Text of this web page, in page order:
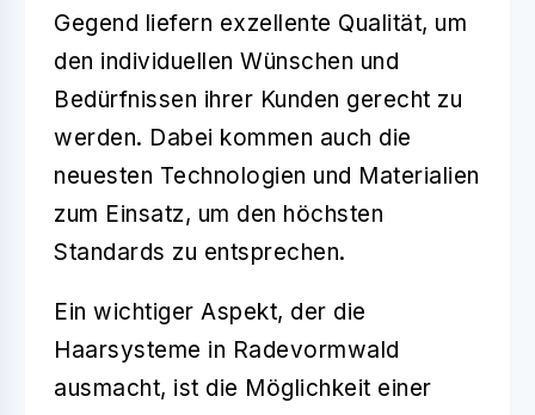
Gegend liefern exzellente Qualität, um
den individuellen Wünschen und
Bedürfnissen ihrer Kunden gerecht zu
werden. Dabei kommen auch die
neuesten Technologien und Materialien
zum Einsatz, um den höchsten
Standards zu entsprechen.
Ein wichtiger Aspekt, der die
Haarsysteme in Radevormwald
ausmacht, ist die Möglichkeit einer